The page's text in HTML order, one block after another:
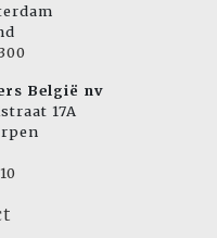
België nv
17A